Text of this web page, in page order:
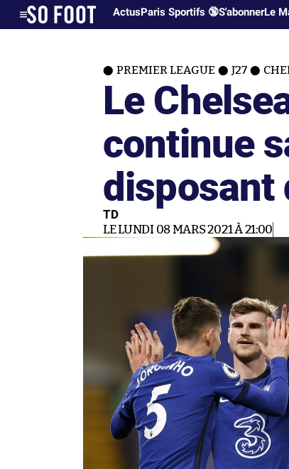
ActusParis Sportifs 🔞S'abonnerLe
PREMIER LEAGUE J27
Le
continue
disposant
TD
LE LUNDI 08 MARS 2021 À 21:00